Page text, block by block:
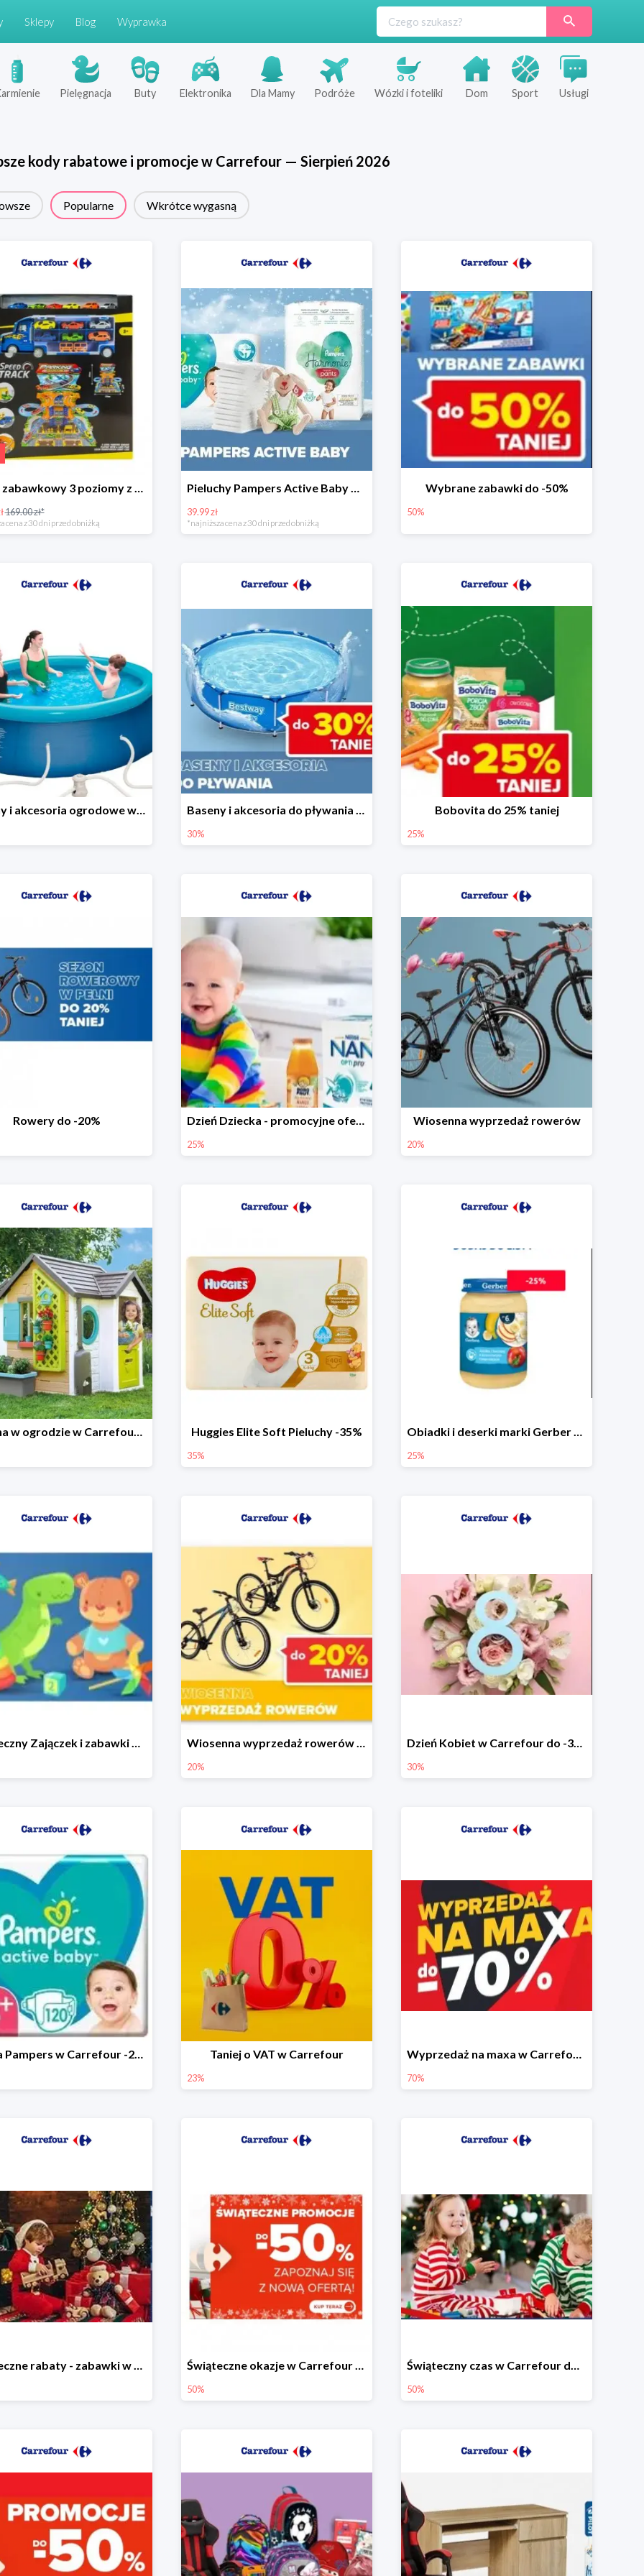
Sklepy Blog Wyprawka
Pielęgnacja Buty Elektronika Dla Mamy Podróże Wózki i foteliki Dom Sport Usługi
kody rabatowe i promocje w Carrefour— Sierpień 2026
Popularne Wkrótce wygasną
Garaż zabawkowy 3 poziomy z samochodzikami
169.00 zł*
cena z 30 dni przed obniżką
Pieluchy Pampers Active Baby od 39,99 zł
39.99 zł
*najniższa cena z 30 dni przed obniżką
Wybrane zabawki do -50%
50%
Baseny i akcesoria ogrodowe w Carrefour do -30% Baseny i akcesoria do pływania do -30%
30%
Bobovita do 25% taniej
25%
Rowery do -20% Dzień Dziecka - promocyjne oferty dla najmłodszych
25%
Wiosenna wyprzedaż rowerów
20%
Wiosna w ogrodzie w Carrefourze do -20% Huggies Elite Soft Pieluchy -35%
35%
Obiadki i deserki marki Gerber do -25%
25%
Świąteczny Zajączek i zabawki do -50% mniej Wiosenna wyprzedaż rowerów w Carrefour do -20%
20%
Dzień Kobiet w Carrefour do -30%
30%
Marka Pampers w Carrefour -25% Taniej o VAT w Carrefour
23%
Wyprzedaż na maxa w Carrefour do -70%
70%
Świąteczne rabaty - zabawki w Carrefour do -40% Świąteczne okazje w Carrefour do -50%
50%
Świąteczny czas w Carrefour do -50%
50%